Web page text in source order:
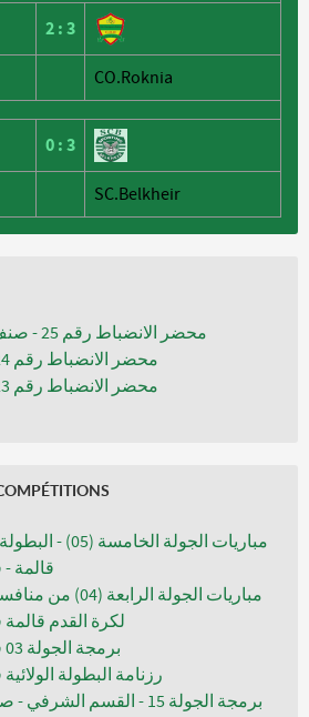
2 : 3
CO.Roknia
0 : 3
SC.Belkheir
محضر الانضباط رقم 25 - صنف الأكابر
محضر الانضباط رقم 24 - شبان
محضر الانضباط رقم 23 - شبان
مباريات الجولة
قالمة -
مباريات الجولة
لكرة القدم قالمة
برمجة الجولة 03 فئة أقل من 11 سنة
رزنامة البطولة الولائية
برمجة الجولة 15 - القسم